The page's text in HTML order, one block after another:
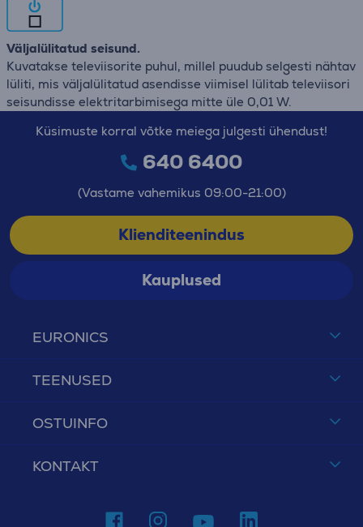
Väljalülitatud seisund.
Kuvatakse televiisorite puhul, millel puudub selgesti nähtav
lüliti, mis väljalülitatud asendisse viimisel lülitab televiisori
seisundisse elektritarbimisega mitte üle 0,01 W.
EURONICS
TEENUSED
OSTUINFO
KONTAKT
Küsimuste korral võtke meiega julgesti ühendust!
640 6400
(Vastame vahemikus 09:00-21:00)
Klienditeenindus
Kauplused